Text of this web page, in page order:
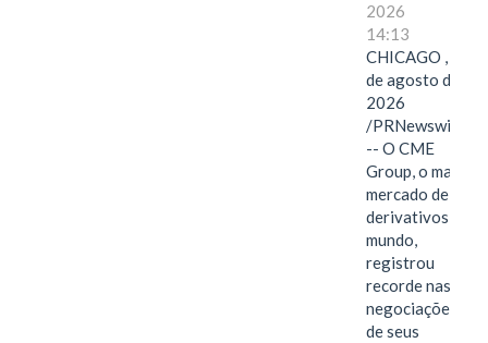
2026
14:13
CHICAGO , 6
de agosto de
2026
/PRNewswire/
-- O CME
Group, o maior
mercado de
derivativos do
mundo,
registrou
recorde nas
negociações
de seus